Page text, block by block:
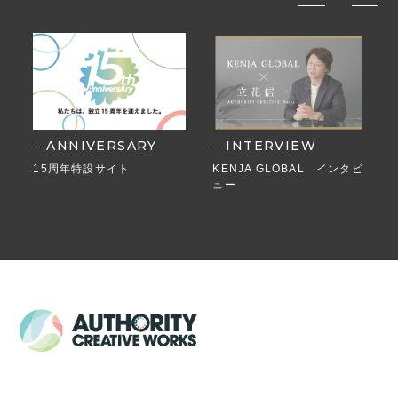
ANNIVERSARY
15周年特設サイト
INTERVIEW
KENJA GLOBAL インタビ
ュー